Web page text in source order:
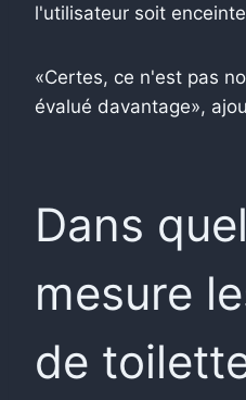
l'utilisateur soit
«Certes, ce n'est pas
évalué davantage»,
Dans
mesure
de